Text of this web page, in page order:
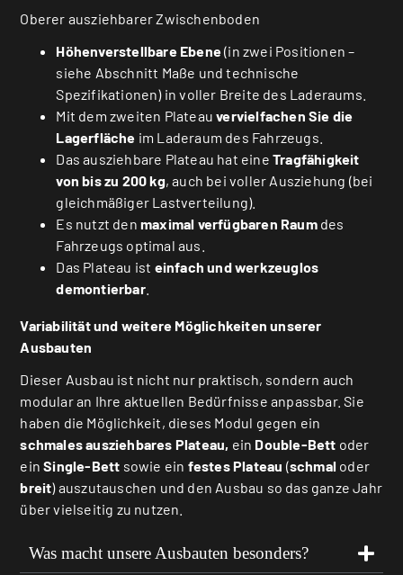
Oberer ausziehbarer Zwischenboden
Höhenverstellbare Ebene(in zwei Positionen –
siehe Abschnitt Maße und technische
Spezifikationen) in voller Breite des Laderaums.
Mit dem zweiten Plateauvervielfachen Sie die
Lagerfläche im Laderaum des Fahrzeugs.
Das ausziehbare Plateau hat eine Tragfähigkeit
von bis zu 200 kg, auch bei voller Ausziehung (bei
gleichmäßiger Lastverteilung).
Es nutzt den maximal verfügbaren Raumdes
Fahrzeugs optimal aus.
Das Plateau ist einfach und werkzeuglos
demontierbar.
Variabilität und weitere Möglichkeiten unserer
Ausbauten
Dieser Ausbau ist nicht nur praktisch, sondern auch
modular an Ihre aktuellen Bedürfnisse anpassbar. Sie
haben die Möglichkeit, dieses Modul gegen ein
schmales ausziehbares Plateau, ein Double-Bett oder
einSingle-Bett sowie ein festes Plateau (schmal oder
breit) auszutauschen und den Ausbau so das ganze Jahr
über vielseitig zu nutzen.
Was macht unsere Ausbauten besonders?